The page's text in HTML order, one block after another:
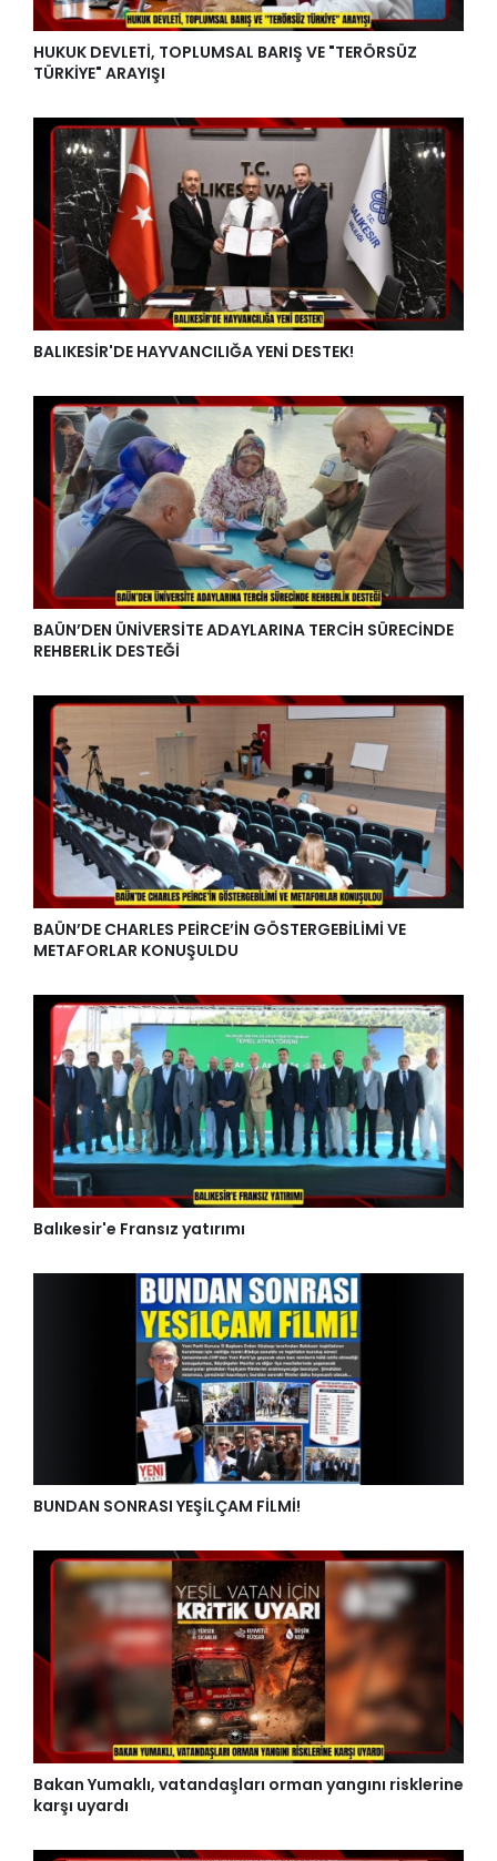
HUKUK DEVLETİ, TOPLUMSAL BARIŞ VE "TERÖRSÜZ
TÜRKİYE" ARAYIŞI
BALIKESİR'DE HAYVANCILIĞA YENİ DESTEK!
BAÜN’DEN ÜNİVERSİTE ADAYLARINA TERCİH SÜRECİNDE
REHBERLİK DESTEĞİ
BAÜN’DE CHARLES PEİRCE’İN GÖSTERGEBİLİMİ VE
METAFORLAR KONUŞULDU
Balıkesir'e Fransız yatırımı
BUNDAN SONRASI YEŞİLÇAM FİLMİ!
Bakan Yumaklı, vatandaşları orman yangını risklerine
karşı uyardı